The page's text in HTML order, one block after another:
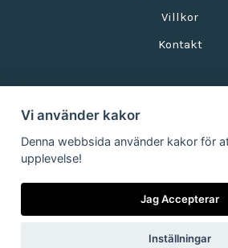
Villkor
Kontakt
Vi använder kakor
Denna webbsida använder kakor för
upplevelse!
Jag Accepterar
Inställningar